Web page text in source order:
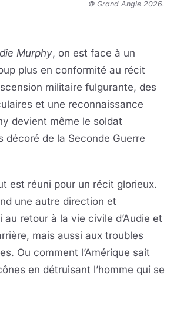
© Grand Angle 2026.
Murphy, on est face à un
plus en conformité au récit
militaire fulgurante, des
et une reconnaissance
devient même le soldat
décoré de la Seconde Guerre
est réuni pour un récit glorieux.
une autre direction et
au retour à la vie civile d’Audie et
mais aussi aux troubles
Ou comment l’Amérique sait
en détruisant l’homme qui se